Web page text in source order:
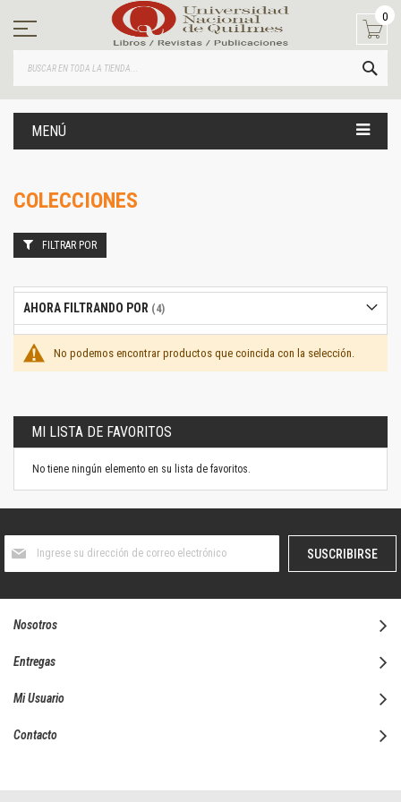
contenido
0
MENÚ
COLECCIONES
No podemos encontrar productos que coincida con la selección.
FILTRAR POR
AHORA FILTRANDO POR
MI LISTA DE FAVORITOS
No tiene ningún elemento en su lista de favoritos.
boletín
SUSCRIBIRSE
Nosotros
Entregas
Mi Usuario
Contacto